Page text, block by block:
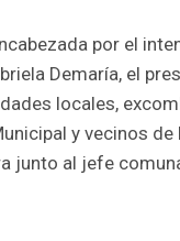
por el
Demaría, el
locales,
y vecinos
junto al jefe